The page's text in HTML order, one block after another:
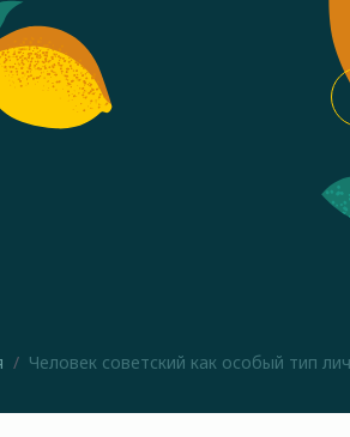
Человек советский как особый тип